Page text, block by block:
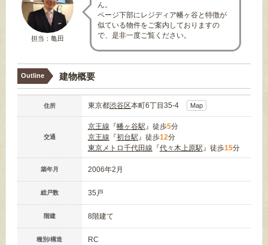
担当：亀田
ん。
ページ下部にレジディア幡ヶ谷と特徴が
似ている物件をご案内しておりますの
で、是非一度ご覧ください。
Outline 建物概要
住所 東京都渋谷区本町6丁目35-4 Map
交通
京王線 『幡ヶ谷駅』徒歩5分
京王線 『初台駅』徒歩12分
東京メトロ千代田線 『代々木上原駅』徒歩15分
築年月 2006年2月
総戸数 35戸
階建 8階建て
種別/構造 RC